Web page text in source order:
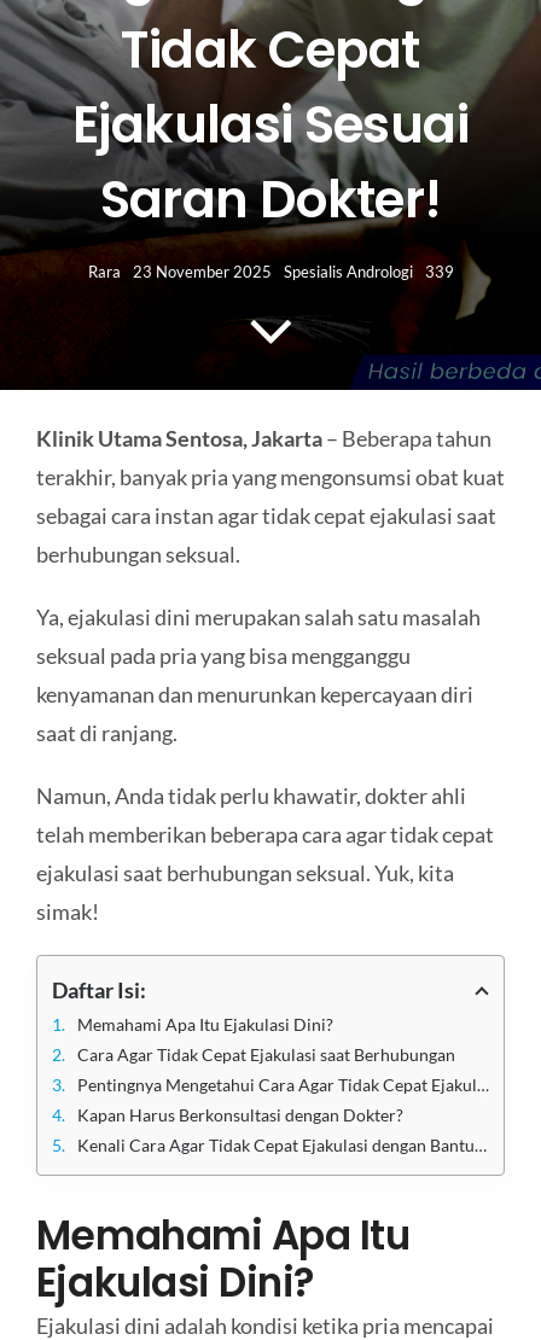
HUBUNGI KAMI
Search
for:
Tidak Cepat
Ejakulasi Sesuai
Saran Dokter!
Rara 23 November 2025 Spesialis Andrologi 339
Klinik Utama Sentosa, Jakarta– Beberapa tahun
terakhir, banyak pria yang mengonsumsi obat kuat
sebagai cara instan agar tidak cepat ejakulasi saat
berhubungan seksual.
Ya, ejakulasi dini merupakan salah satu masalah
seksual pada pria yang bisa mengganggu
kenyamanan dan menurunkan kepercayaan diri
saat di ranjang.
Namun, Anda tidak perlu khawatir, dokter ahli
telah memberikan beberapa cara agar tidak cepat
ejakulasi saat berhubungan seksual. Yuk, kita
simak!
Daftar Isi:
Memahami Apa Itu Ejakulasi Dini?
Cara Agar Tidak Cepat Ejakulasi saat Berhubungan
Pentingnya Mengetahui Cara Agar Tidak Cepat Ejakulasi
Kapan Harus Berkonsultasi dengan Dokter?
Kenali Cara Agar Tidak Cepat Ejakulasi dengan Bantuan Dokter Klinik Utama Sentosa
Memahami Apa Itu
Ejakulasi Dini?
Ejakulasi dini adalah kondisi ketika pria mencapai